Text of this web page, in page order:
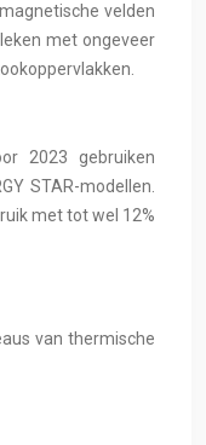
velden
met ongeveer
2023 gebruiken
STAR-modellen.
met tot wel 12%
van thermische